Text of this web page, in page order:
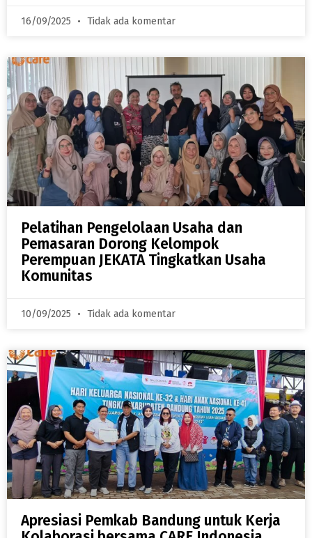
16/09/2025 Tidak ada komentar
Pelatihan Pengelolaan Usaha dan
Pemasaran Dorong Kelompok
Perempuan JEKATA Tingkatkan Usaha
Komunitas
10/09/2025 Tidak ada komentar
Apresiasi Pemkab Bandung untuk Kerja